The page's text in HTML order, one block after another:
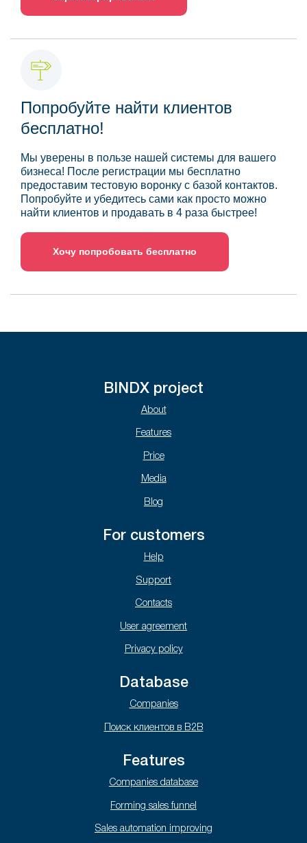
Попробуйте найти клиентов
бесплатно!
Мы уверены в пользе нашей системы для вашего
бизнеса! После регистрации мы бесплатно
предоставим тестовую воронку с базой контактов.
Попробуйте и убедитесь сами как просто можно
найти клиентов и продавать в 4 раза быстрее!
Хочу попробовать бесплатно
BINDX project
About
Features
Price
Media
Blog
For customers
Help
Support
Contacts
User agreement
Privacy policy
Database
Companies
Поиск клиентов в B2B
Features
Companies database
Forming sales funnel
Sales automation improving